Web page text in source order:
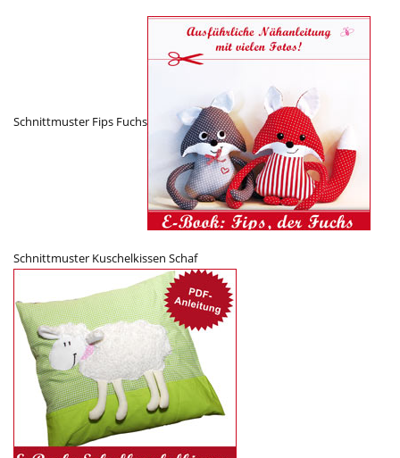
Schnittmuster Fips Fuchs
Schnittmuster Kuschelkissen Schaf